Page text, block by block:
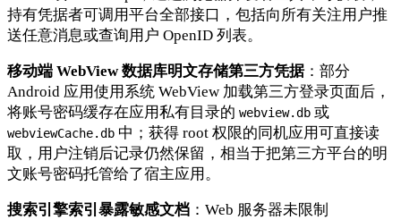
持有凭据者可调用平台全部接口，包括向所有关注用户推
送任意消息或查询用户 OpenID 列表。
移动端 WebView 数据库明文存储第三方凭据：部分
Android 应用使用系统 WebView 加载第三方登录页面后，
将账号密码缓存在应用私有目录的 webview.db 或
webviewCache.db 中；获得 root 权限的同机应用可直接读
取，用户注销后记录仍然保留，相当于把第三方平台的明
文账号密码托管给了宿主应用。
搜索引擎索引暴露敏感文档 ：Web 服务器未限制